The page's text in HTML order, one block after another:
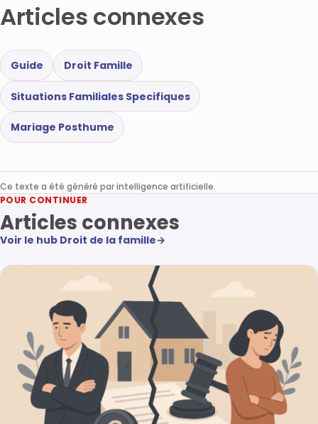
Articles connexes
Guide Droit Famille
Situations Familiales Specifiques
Mariage Posthume
Ce texte a été généré par intelligence artificielle.
POUR CONTINUER
Articles connexes
Voir le hub Droit de la famille→